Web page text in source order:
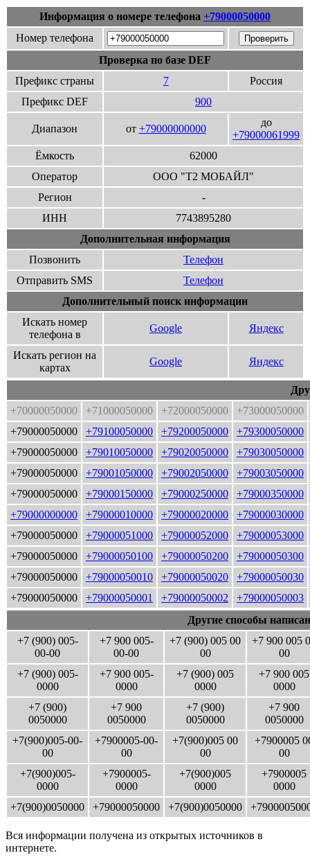
Информация о номере телефона +79000050000
Номер телефона
Проверка по базе DEF
Префикс страны
7
Россия
Префикс DEF
900
Диапазон от +79000000000
до
+79000061999
Ёмкость
62000
Оператор
ООО "Т2 МОБАЙЛ"
Регион
-
ИНН
7743895280
Дополнительная информация
Позвонить
Телефон
Отправить SMS
Телефон
Дополнительный поиск информации
Искать номер
телефона в
Google Яндекс
Искать регион на
картах
Google Яндекс
+70000050000
+71000050000 +72000050000
+73000050000
+79000050000
+79100050000 +79200050000
+79300050000
+79000050000
+79010050000 +79020050000
+79030050000
+79000050000
+79001050000 +79002050000
+79003050000
+79000050000
+79000150000 +79000250000
+79000350000
+79000000000
+79000010000 +79000020000
+79000030000
+79000050000
+79000051000 +79000052000
+79000053000
+79000050000
+79000050100 +79000050200
+79000050300
+79000050000
+79000050010 +79000050020
+79000050030
+79000050000
+79000050001 +79000050002
+79000050003
Другие способы
+7 (900) 005-
00-00
+7 900 005-
00-00
+7 (900) 005 00
00
+7 900 005
00
+7 (900) 005-
0000
+7 900 005-
0000
+7 (900) 005
0000
+7 900 005
0000
+7 (900)
0050000
+7 900
0050000
+7 (900)
0050000
+7 900
0050000
+7(900)005-00-
00
+7900005-00-
00
+7(900)005 00
00
+7900005
00
+7(900)005-
0000
+7900005-
0000
+7(900)005
0000
+7900005
0000
+7(900)0050000
+79000050000 +7(900)0050000
Вся информации получена из открытых источников в
интернете.